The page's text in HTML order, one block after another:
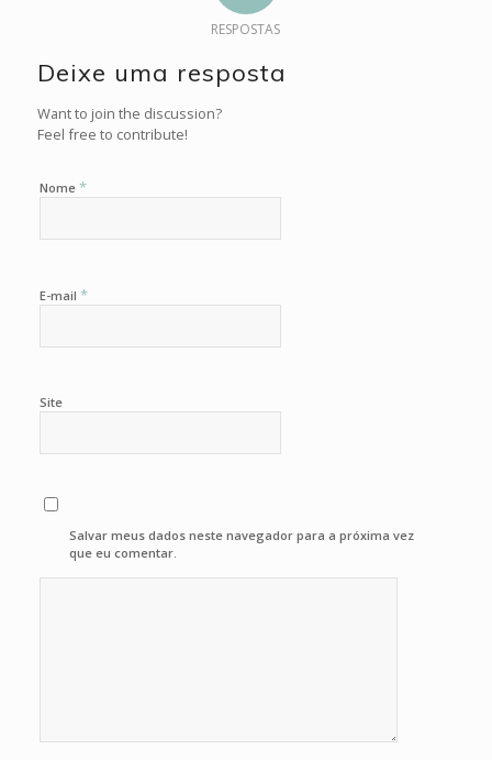
RESPOSTAS
Deixe uma resposta
Want to join the discussion?
Feel free to contribute!
Nome *
E-mail *
Site
Salvar meus dados neste navegador para a próxima vez
que eu comentar.